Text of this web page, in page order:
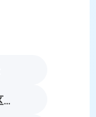
Banana基础版和Banana pro区别对比丨具体案例应用+使用教程